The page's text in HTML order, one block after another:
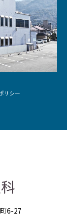
リシー
6-27